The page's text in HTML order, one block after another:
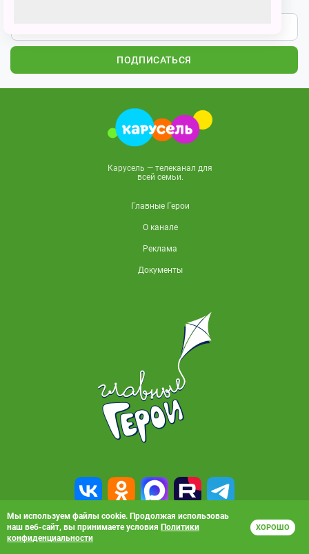
ПОДПИСАТЬСЯ
Карусель — телеканал для
всей семьи.
Главные Герои
О канале
Реклама
Документы
© 2010-2026, АО «Карусель». Все права защищены. Полное или частичное
копирование материалов запрещено.
Мы используем файлы cookie. Продолжая использоваь
наш веб-сайт, вы принимаете условия Политики
конфиденциальности
ХОРОШО